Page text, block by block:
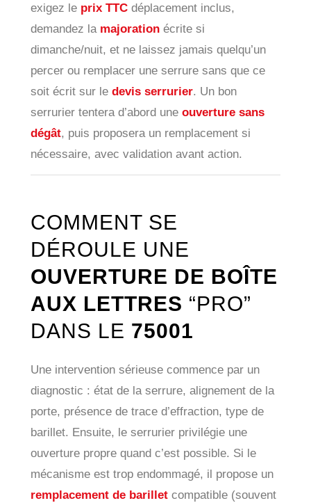
exigez le prix TTCdéplacement inclus,
demandez la majorationécrite si
dimanche/nuit, et ne laissez jamais quelqu’un
percer ou remplacer une serrure sans que ce
soit écrit sur le devis serrurier. Un bon
serrurier tentera d’abord une ouverture sans
dégât, puis proposera un remplacement si
nécessaire, avec validation avant action.
COMMENT SE
DÉROULE UNE
OUVERTURE DE BOÎTE
AUX LETTRES “PRO”
DANS LE 75001
Une intervention sérieuse commence par un
diagnostic : état de la serrure, alignement de la
porte, présence de trace d’effraction, type de
barillet. Ensuite, le serrurier privilégie une
ouverture propre quand c’est possible. Si le
mécanisme est trop endommagé, il propose un
remplacement de barilletcompatible (souvent